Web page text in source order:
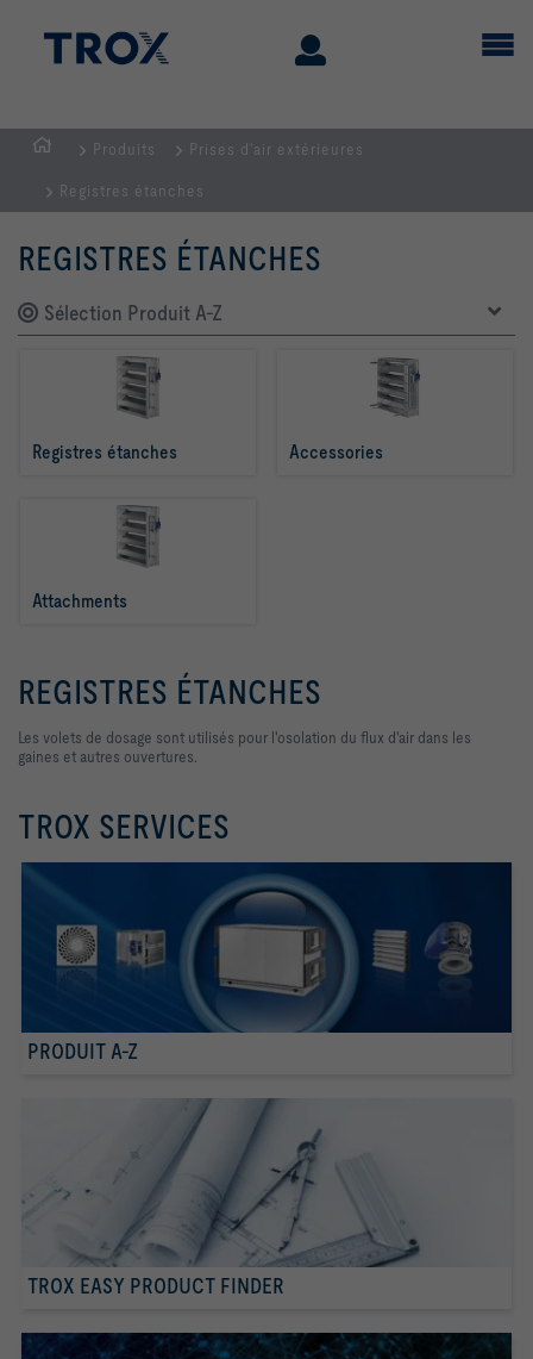
d'accueil
Produits Prises d'air extérieures
Registres étanches
REGISTRES ÉTANCHES
Sélection Produit A-Z
Registres étanches Accessories
Attachments
REGISTRES ÉTANCHES
Les volets de dosage sont utilisés pour l'osolation du flux d'air dans les
gaines et autres ouvertures.
TROX SERVICES
PRODUIT A-Z
TROX EASY PRODUCT FINDER